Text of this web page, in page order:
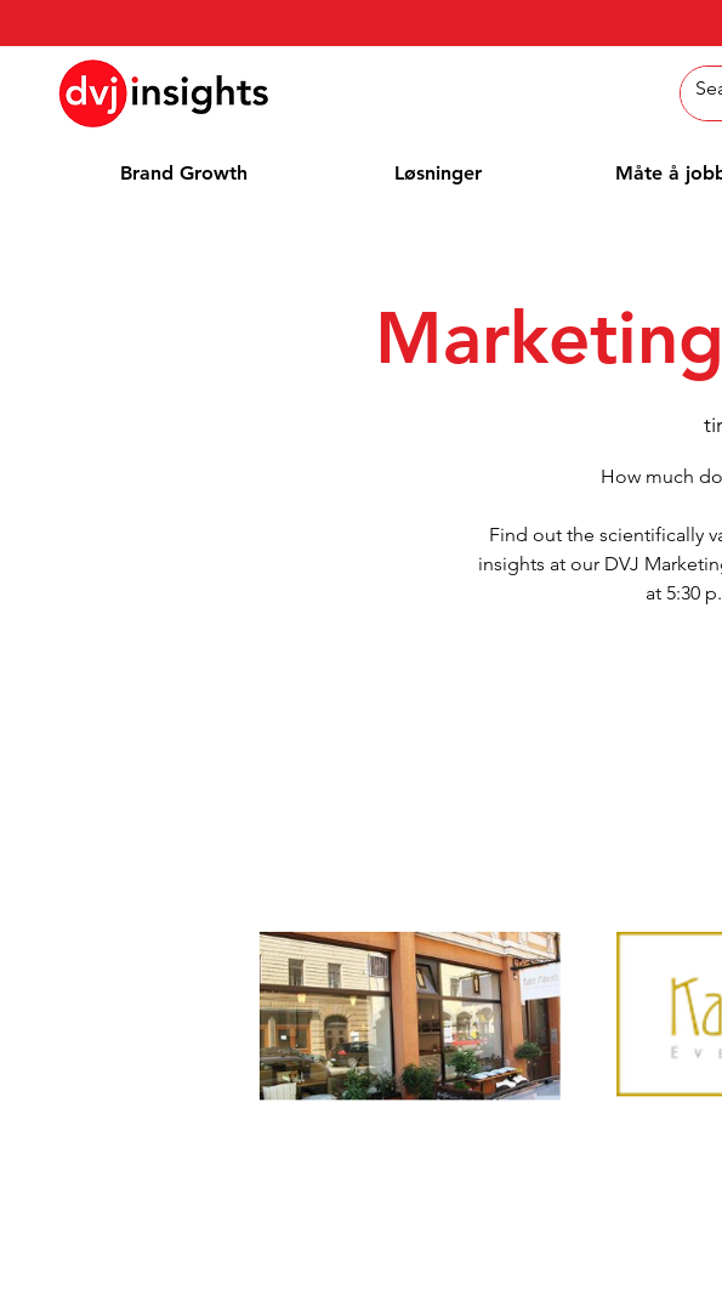
Brand Growth Løsninger Måte å
How much
Find out the scientifically
insights at our DVJ
at 5:30